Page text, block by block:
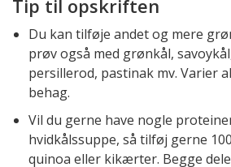
Tip til opskriften
Du kan tilføje andet og mere
prøv også med grønkål,
persillerod, pastinak mv. Varier
behag.
Vil du gerne have nogle
hvidkålssuppe, så tilføj gerne
quinoa eller kikærter. Begge